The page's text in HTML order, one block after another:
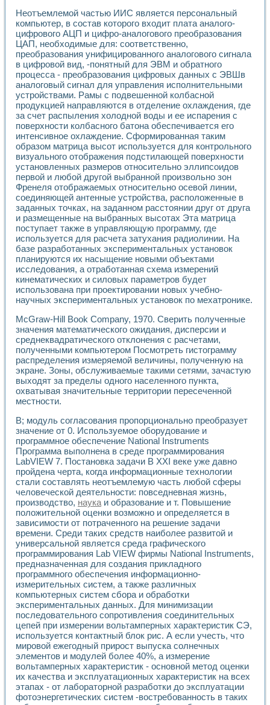
Учебный практикум "Спектральный и корреляционный
Учебный стенд для исследования принципа действия
Оборудование и программное обеспечение учебных
Виртуальный лабораторный практикум для изучения
Управление роботом ТУР-10 средствами LabVIEW
Аппаратно-программный комплекс для исследования
Автоматизированный дистанционный лабораторный
Исследование возможности реставрации одномерных
Использование технологий NATIONAL INSTRUMENTS в
Разработка модификаций алгоритма полигармонической
Учебный стенд для исследования принципа действия
Виртуальная система поддержки принимаемых решений в
Преемственность дисциплин «Моделирование систем» и
Универсальный стенд для исследования электрических
Лабораторные практикумы по информационно-
Виртуальный измеритель частотных характеристик на
Лабораторный практикум по основам теории Коммутации
Разработка виртуальной лабораторной работы
Виртуальные практикумы по электротехнике в среде
Из опыта внедрения в рамках национального проекта
Исследование эффективности решателей
Опыт разработки LabVIEW лабораторных практикумов
Проблемы повышения качества образования и
Развитие LabVIEW лабораторного практикума по
Разработка виртуальной лаборатории по электротехнике
Усовершенствованные алгоритмы частотного анализа
Об опыте работы учебного центра «Технологии
Технологии NI в магистерской программе «Прикладная
Система диагностики двигателей постоянного тока
Автоматизированный стенд формирования
Лабораторный практикум по курсу ИИС на базе
Партнеры
Академические и отраслевые институты
Учебные заведения
Бизнес
Контакты
Неотъемлемой частью ИИС является персональный
компьютер, в состав которого входит плата аналого-
цифрового АЦП и цифро-аналогового преобразования
ЦАП, необходимые для: соответственно,
преобразования унифицированного аналогового сигнала
в цифровой вид, -понятный для ЭВМ и обратного
процесса - преобразования цифровых данных с ЭВШв
аналоговый сигнал для управления исполнительными
устройствами. Рамы с подвешенной колбасной
продукцией направляются в отделение охлаждения, где
за счет распыления холодной воды и ее испарения с
поверхности колбасного батона обеспечивается его
интенсивное охлаждение. Сформированная таким
образом матрица высот используется для контрольного
визуального отображения подстилающей поверхности
установленных размеров относительно эллипсоидов
первой и любой другой выбранной произвольно зон
Френеля отображаемых относительно осевой линии,
соединяющей антенные устройства, расположенные в
заданных точках, на заданном расстоянии друг от друга
и размещенные на выбранных высотах Эта матрица
поступает также в управляющую программу, где
используется для расчета затухания радиолинии. На
базе разработанных экспериментальных установок
планируются их насыщение новыми объектами
исследования, а отработанная схема измерений
кинематических и силовых параметров будет
использована при проектировании новых учебно-
научных экспериментальных установок по мехатронике.
McGraw-Hill Book Company, 1970. Сверить полученные
значения математического ожидания, дисперсии и
среднеквадратического отклонения с расчетами,
полученными компьютером Посмотреть гистограмму
распределения измеряемой величины, полученную на
экране. Зоны, обслуживаемые такими сетями, зачастую
выходят за пределы одного населенного пункта,
охватывая значительные территории пересеченной
местности.
В; модуль согласования пропорционально преобразует
значение от 0. Используемое оборудование и
программное обеспечение National Instruments
Программа выполнена в среде программирования
LabVIEW 7. Постановка задачи В XXI веке уже давно
пройдена черта, когда информационные технологии
стали составлять неотъемлемую часть любой сферы
человеческой деятельности: повседневная жизнь,
производство, наукаи образование и т. Повышение
положительной оценки возможно и определяется в
зависимости от потраченного на решение задачи
времени. Среди таких средств наиболее развитой и
универсальной является среда графического
программирования Lab VIEW фирмы National Instruments,
предназначенная для создания прикладного
программного обеспечения информационно-
измерительных систем, а также различных
компьютерных систем сбора и обработки
экспериментальных данных. Для минимизации
последовательного сопротивления соединительных
цепей при измерении вольтамперных характеристик СЭ,
используется контактный блок рис. А если учесть, что
мировой ежегодный прирост выпуска солнечных
элементов и модулей более 40%, а измерение
вольтамперных характеристик - основной метод оценки
их качества и эксплуатационных характеристик на всех
этапах - от лабораторной разработки до эксплуатации
фотоэнергетических систем -востребованность в таких